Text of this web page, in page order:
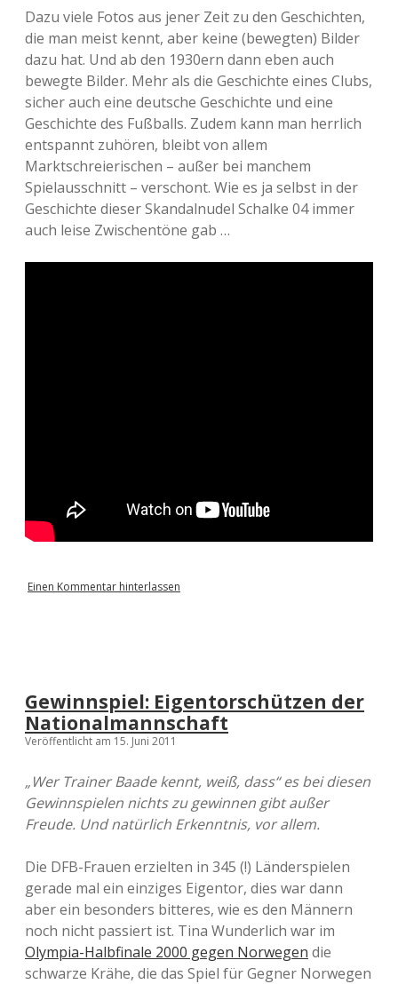
Dazu viele Fotos aus jener Zeit zu den Geschichten,
die man meist kennt, aber keine (bewegten) Bilder
dazu hat. Und ab den 1930ern dann eben auch
bewegte Bilder. Mehr als die Geschichte eines Clubs,
sicher auch eine deutsche Geschichte und eine
Geschichte des Fußballs. Zudem kann man herrlich
entspannt zuhören, bleibt von allem
Marktschreierischen – außer bei manchem
Spielausschnitt – verschont. Wie es ja selbst in der
Geschichte dieser Skandalnudel Schalke 04 immer
auch leise Zwischentöne gab …
Einen Kommentar hinterlassen
Gewinnspiel: Eigentorschützen der
Nationalmannschaft
Veröffentlicht am 15. Juni 2011
„Wer Trainer Baade kennt, weiß, dass“ es bei diesen
Gewinnspielen nichts zu gewinnen gibt außer
Freude. Und natürlich Erkenntnis, vor allem.
Die DFB-Frauen erzielten in 345 (!) Länderspielen
gerade mal ein einziges Eigentor, dies war dann
aber ein besonders bitteres, wie es den Männern
noch nicht passiert ist. Tina Wunderlich war im
Olympia-Halbfinale 2000 gegen Norwegen die
schwarze Krähe, die das Spiel für Gegner Norwegen